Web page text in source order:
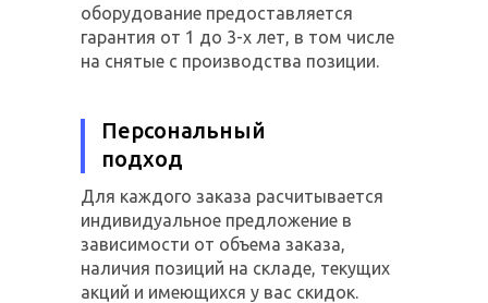
оборудование предоставляется
гарантия от 1 до 3-х лет, в том числе
на снятые с производства позиции.
Персональный
подход
Для каждого заказа расчитывается
индивидуальное предложение в
зависимости от объема заказа,
наличия позиций на складе, текущих
акций и имеющихся у вас скидок.